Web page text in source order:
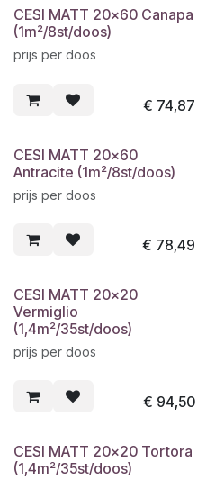
CESI MATT 20x60 Canapa
(1m²/8st/doos)
prijs per doos
€ 74,87
CESI MATT 20x60
Antracite (1m²/8st/doos)
prijs per doos
€ 78,49
CESI MATT 20x20
Vermiglio
(1,4m²/35st/doos)
prijs per doos
€ 94,50
CESI MATT 20x20 Tortora
(1,4m²/35st/doos)